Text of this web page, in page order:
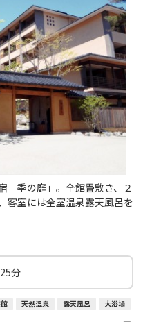
季の庭」。全館畳敷き、２
客室には全室温泉露天風呂を
分
天然温泉 露天風呂 大浴場